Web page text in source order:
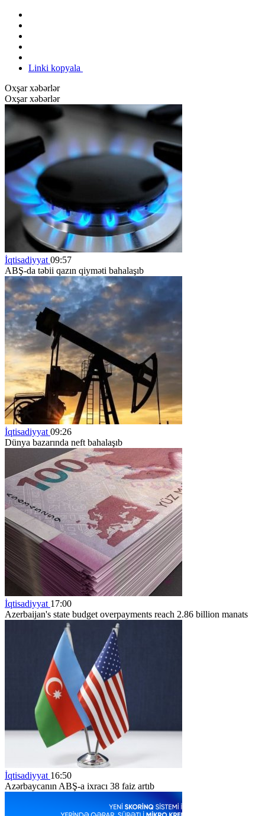
Linki kopyala
Oxşar xəbərlər
Oxşar xəbərlər
İqtisadiyyat 09:57
ABŞ-da təbii qazın qiyməti bahalaşıb
İqtisadiyyat 09:26
Dünya bazarında neft bahalaşıb
İqtisadiyyat 17:00
Azerbaijan's state budget overpayments reach 2.86 billion manats
İqtisadiyyat 16:50
Azərbaycanın ABŞ-a ixracı 38 faiz artıb